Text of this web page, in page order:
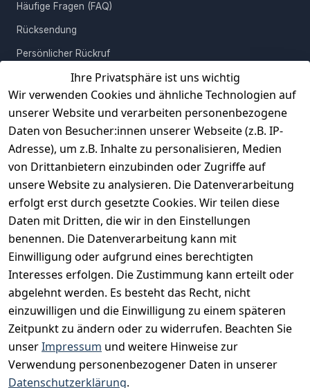
Ihre Privatsphäre ist uns wichtig
Wir verwenden Cookies und ähnliche Technologien auf
unserer Website und verarbeiten personenbezogene
Daten von Besucher:innen unserer Webseite (z.B. IP-
Adresse), um z.B. Inhalte zu personalisieren, Medien
von Drittanbietern einzubinden oder Zugriffe auf
unsere Website zu analysieren. Die Datenverarbeitung
erfolgt erst durch gesetzte Cookies. Wir teilen diese
Daten mit Dritten, die wir in den Einstellungen
benennen. Die Datenverarbeitung kann mit
Einwilligung oder aufgrund eines berechtigten
Interesses erfolgen. Die Zustimmung kann erteilt oder
abgelehnt werden. Es besteht das Recht, nicht
einzuwilligen und die Einwilligung zu einem späteren
Zeitpunkt zu ändern oder zu widerrufen. Beachten Sie
unserImpressum und weitere Hinweise zur
Verwendung personenbezogener Daten in unserer
Datenschutzerklärung.
Häufige Fragen (FAQ)
Rücksendung
Persönlicher Rückruf
Erfahrungen
Vertrag widerrufen
INFORMATIONEN
Widerrufsrecht
Datenschutz
Unser Unternehmen
Charity & Wohltätigkeit
BESUCHE UNS